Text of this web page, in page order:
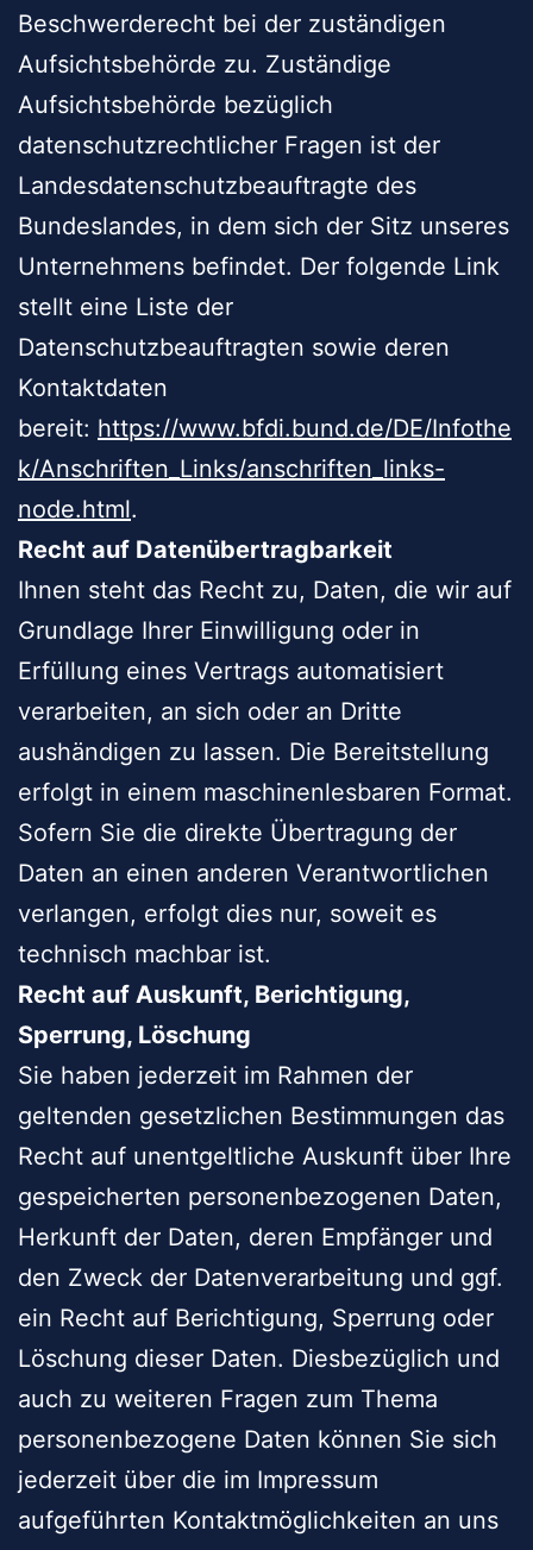
Beschwerderecht bei der zuständigen
Aufsichtsbehörde zu. Zuständige
Aufsichtsbehörde bezüglich
datenschutzrechtlicher Fragen ist der
Landesdatenschutzbeauftragte des
Bundeslandes, in dem sich der Sitz unseres
Unternehmens befindet. Der folgende Link
stellt eine Liste der
Datenschutzbeauftragten sowie deren
Kontaktdaten
bereit: https://www.bfdi.bund.de/DE/Infothe
k/Anschriften_Links/anschriften_links-
node.html.
Recht auf Datenübertragbarkeit
Ihnen steht das Recht zu, Daten, die wir auf
Grundlage Ihrer Einwilligung oder in
Erfüllung eines Vertrags automatisiert
verarbeiten, an sich oder an Dritte
aushändigen zu lassen. Die Bereitstellung
erfolgt in einem maschinenlesbaren Format.
Sofern Sie die direkte Übertragung der
Daten an einen anderen Verantwortlichen
verlangen, erfolgt dies nur, soweit es
technisch machbar ist.
Recht auf Auskunft, Berichtigung,
Sperrung, Löschung
Sie haben jederzeit im Rahmen der
geltenden gesetzlichen Bestimmungen das
Recht auf unentgeltliche Auskunft über Ihre
gespeicherten personenbezogenen Daten,
Herkunft der Daten, deren Empfänger und
den Zweck der Datenverarbeitung und ggf.
ein Recht auf Berichtigung, Sperrung oder
Löschung dieser Daten. Diesbezüglich und
auch zu weiteren Fragen zum Thema
personenbezogene Daten können Sie sich
jederzeit über die im Impressum
aufgeführten Kontaktmöglichkeiten an uns